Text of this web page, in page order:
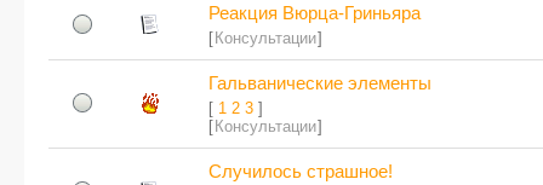
Реакция Вюрца-Гриньяра
[Консультации]
Гальванические элементы
[ 1 2 3 ]
[Консультации]
Случилось страшное!